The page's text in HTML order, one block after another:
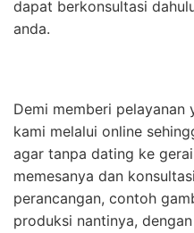
dapat berkonsultasi
anda.
Demi memberi pelayanan
kami melalui online
agar tanpa dating ke
memesanya dan
perancangan, contoh
produksi nantinya,